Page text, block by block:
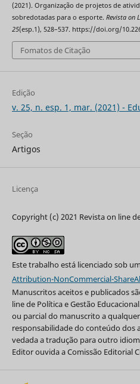
(2021). Organização de projetos de
sobredotadas para o esporte. Revista on
25(esp.1), 528–537. https://doi.org/
Fomatos de Citação
Edição
v. 25, n. esp. 1, mar. (2021) -
Seção
Artigos
Licença
Copyright (c) 2021 Revista on line
Este trabalho está licenciado sob
Attribution-NonCommercial-
Manuscritos aceitos e publicados
line de Política e Gestão
ou parcial do manuscrito a
responsabilidade do conteúdo dos
vedada a tradução para outro
Editor ouvida a Comissão Editorial